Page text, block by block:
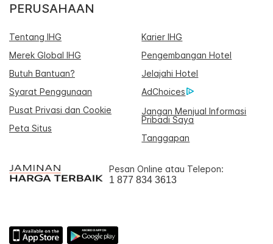
PERUSAHAAN
Tentang IHG
Karier IHG
Merek Global IHG
Pengembangan Hotel
Butuh Bantuan?
Jelajahi Hotel
Syarat Penggunaan
AdChoices
Pusat Privasi dan Cookie
Jangan Menjual Informasi
Pribadi Saya
Peta Situs
Tanggapan
Pesan Online atau Telepon:
1 877 834 3613